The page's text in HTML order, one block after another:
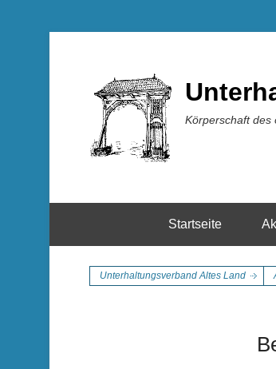
Körperschaft des
Startseite
Unterhaltungsverband Altes Land